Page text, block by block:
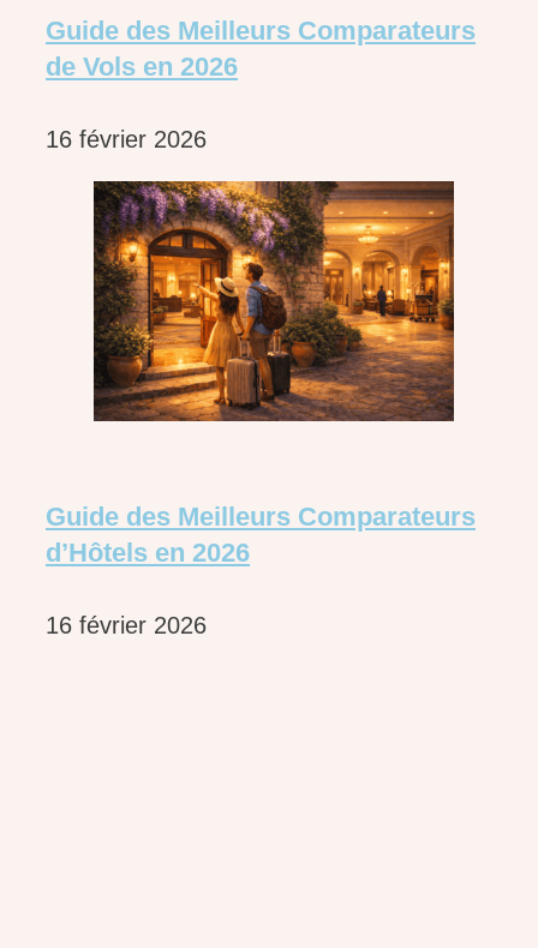
Guide des Meilleurs Comparateurs
de Vols en 2026
16 février 2026
Guide des Meilleurs Comparateurs
d’Hôtels en 2026
16 février 2026